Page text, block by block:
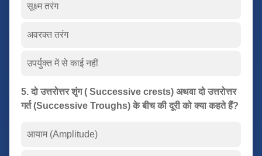
सूक्ष्म तरंग
अवरक्त तरंग
उपर्युक्त में से काई नहीं
5. दो उत्तरोत्तर शृंग ( Successive crests) अथवा दो उत्तरोत्तर
गर्त (Successive Troughs) के बीच की दूरी को क्या कहते हैं?
आयाम (Amplitude)